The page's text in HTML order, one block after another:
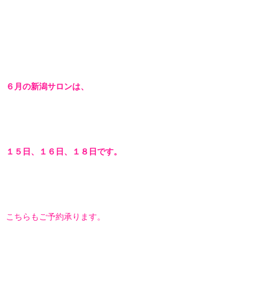
６月の新潟サロンは、
１５日、１６日、１８日です。
こちらもご予約承ります。